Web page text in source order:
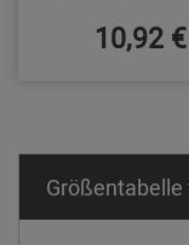
10,92 €
Größentabelle